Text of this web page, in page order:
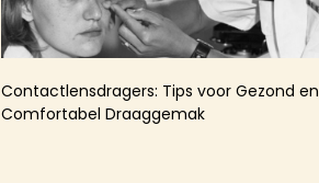
Contactlensdragers: Tips voor Gezond en
Comfortabel Draaggemak